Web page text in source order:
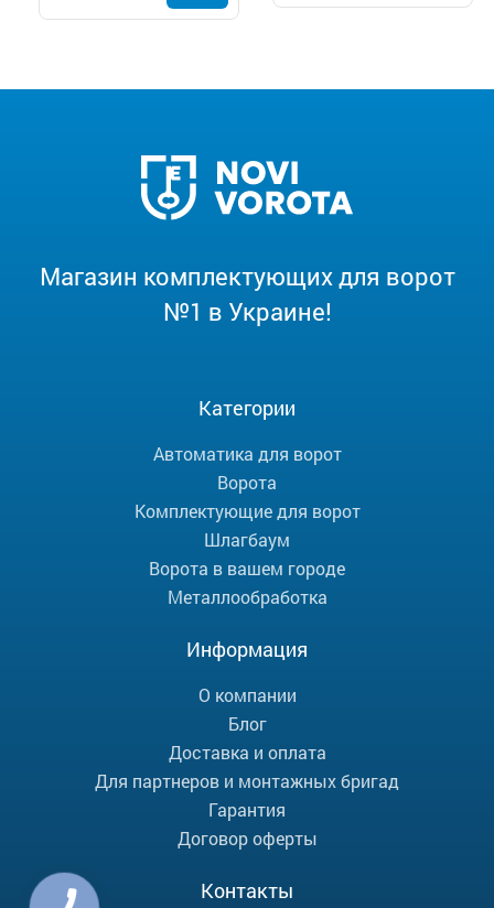
Магазин комплектующих для ворот
№1 в Украине!
Категории
Автоматика для ворот
Ворота
Комплектующие для ворот
Шлагбаум
Ворота в вашем городе
Металлообработка
Информация
О компании
Блог
Доставка и оплата
Для партнеров и монтажных бригад
Гарантия
Договор оферты
Контакты